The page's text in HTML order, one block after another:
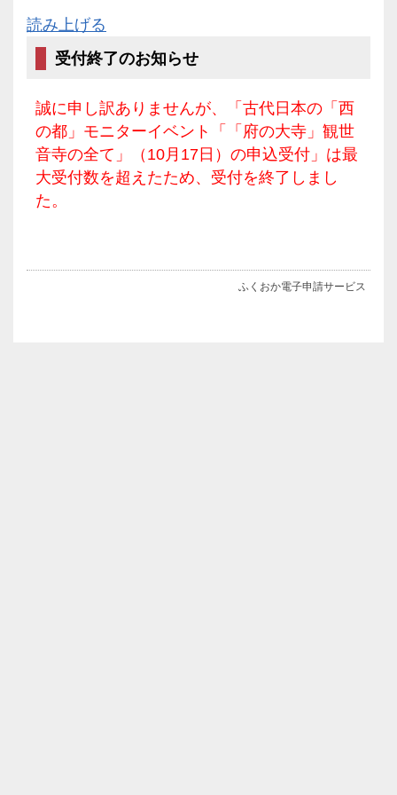
読み上げる
受付終了のお知らせ
誠に申し訳ありませんが、「古代日本の「西
の都」モニターイベント「「府の大寺」観世
音寺の全て」（10月17日）の申込受付」は最
大受付数を超えたため、受付を終了しまし
た。
ふくおか電子申請サービス